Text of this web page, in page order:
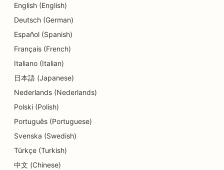
SEO tantsustuudiote jaoks
SEO päevakeskuste jaoks
SEO võlanõustamise teenuste jaoks
SEO hambaravikliinikutele
SEO söögikohtadele
SEO dermabrasiooniteenuste jaoks
English (English)
Deutsch (German)
Español (Spanish)
Français (French)
Italiano (Italian)
日本語 (Japanese)
Nederlands (Nederlands)
Polski (Polish)
Português (Portuguese)
Svenska (Swedish)
Türkçe (Turkish)
中文 (Chinese)